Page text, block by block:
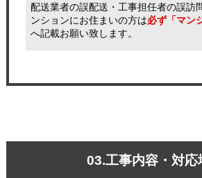
配送業者の誤配送・工事担任者の誤訪
ンションにお住まいの方は必ず「マン
へ記載お願い致します。
03.工事内容・対応